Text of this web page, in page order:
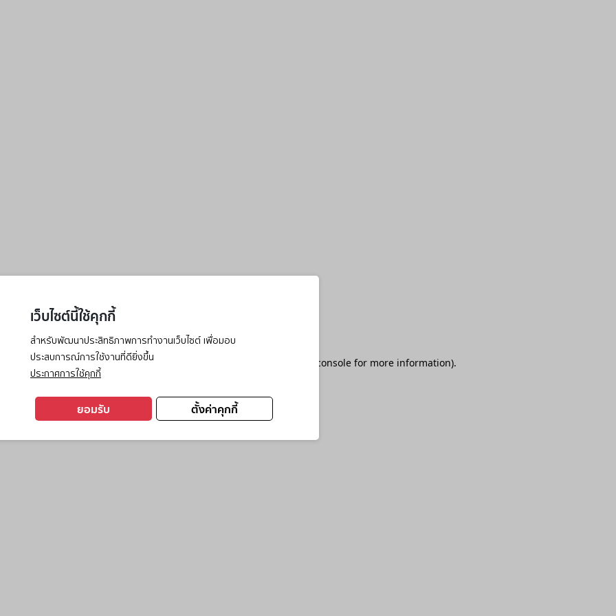
เว็บไซต์นี้ใช้คุกกี้
สำหรับพัฒนาประสิทธิภาพการทำงานเว็บไซต์ เพื่อมอบ
ประสบการณ์การใช้งานที่ดียิ่งขึ้น
ประกาศการใช้คุกกี้
ตั้งค่าคุกกี้
ยอมรับ
has occurred while loading browser console for more information).